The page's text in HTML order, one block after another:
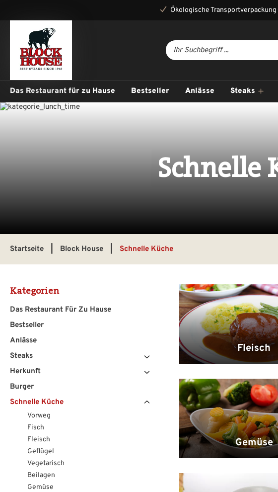
Ökologische Transportverpackung
Das Restaurant für zu Hause Bestseller Anlässe Steaks
Schnelle
Startseite Block House Schnelle Küche
Kategorien
Das Restaurant Für Zu Hause
Bestseller
Anlässe
Steaks
Herkunft
Burger
Schnelle Küche
Vorweg
Fisch
Fleisch
Geflügel
Vegetarisch
Beilagen
Gemüse
Fleisch
Gemüse